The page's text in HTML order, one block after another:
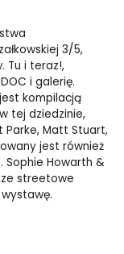
3/5,
Tu i teraz!,
i galerię.
kompilacją
tej dziedzinie,
Parke, Matt Stuart,
jest również
Sophie Howarth &
streetowe